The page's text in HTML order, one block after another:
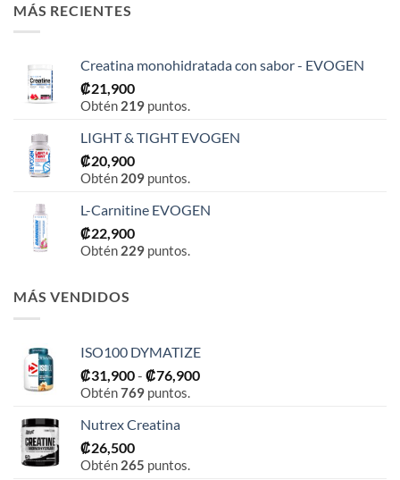
MÁS RECIENTES
Creatina monohidratada con sabor - EVOGEN
₡21,900
Obtén 219 puntos.
LIGHT & TIGHT EVOGEN
₡20,900
Obtén 209 puntos.
L-Carnitine EVOGEN
₡22,900
Obtén 229 puntos.
MÁS VENDIDOS
ISO100 DYMATIZE
₡31,900- ₡76,900Rango
Obtén769 puntos.
Nutrex Creatina
₡26,500
Obtén 265 puntos.